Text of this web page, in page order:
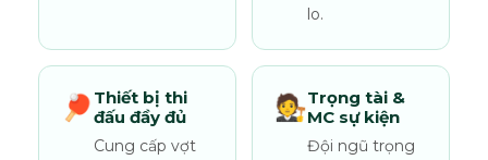
lo.
🏓 Thiết bị thi
đấu đầy đủ
Cung cấp vợt
🧑‍⚖️Trọng tài &
MC sự kiện
Đội ngũ trọng